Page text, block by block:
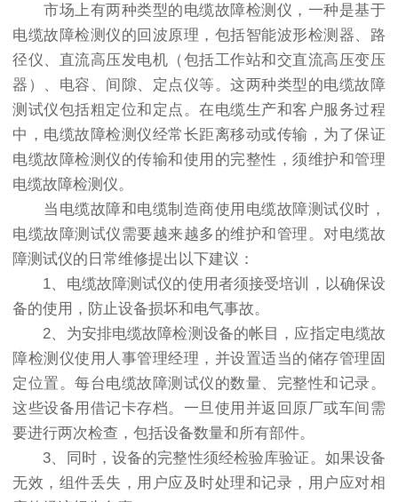
市场上有两种类型的电缆故障检测仪，一种是基于
电缆故障检测仪的回波原理，包括智能波形检测器、路
径仪、直流高压发电机（包括工作站和交直流高压变压
器）、电容、间隙、定点仪等。这两种类型的电缆故障
测试仪包括粗定位和定点。在电缆生产和客户服务过程
中，电缆故障检测仪经常长距离移动或传输，为了保证
电缆故障检测仪的传输和使用的完整性，须维护和管理
电缆故障检测仪。
当电缆故障和电缆制造商使用电缆故障测试仪时，
电缆故障测试仪需要越来越多的维护和管理。对电缆故
障测试仪的日常维修提出以下建议：
1、电缆故障测试仪的使用者须接受培训，以确保设
备的使用，防止设备损坏和电气事故。
2、为安排电缆故障检测设备的帐目，应指定电缆故
障检测仪使用人事管理经理，并设置适当的储存管理固
定位置。每台电缆故障测试仪的数量、完整性和记录。
这些设备用借记卡存档。一旦使用并返回原厂或车间需
要进行两次检查，包括设备数量和所有部件。
3、同时，设备的完整性须经检验库验证。如果设备
无效，组件丢失，用户应及时处理和记录，用户应对相